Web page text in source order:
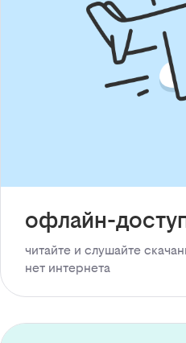
офлайн-
читайте и слушайте
нет интернета